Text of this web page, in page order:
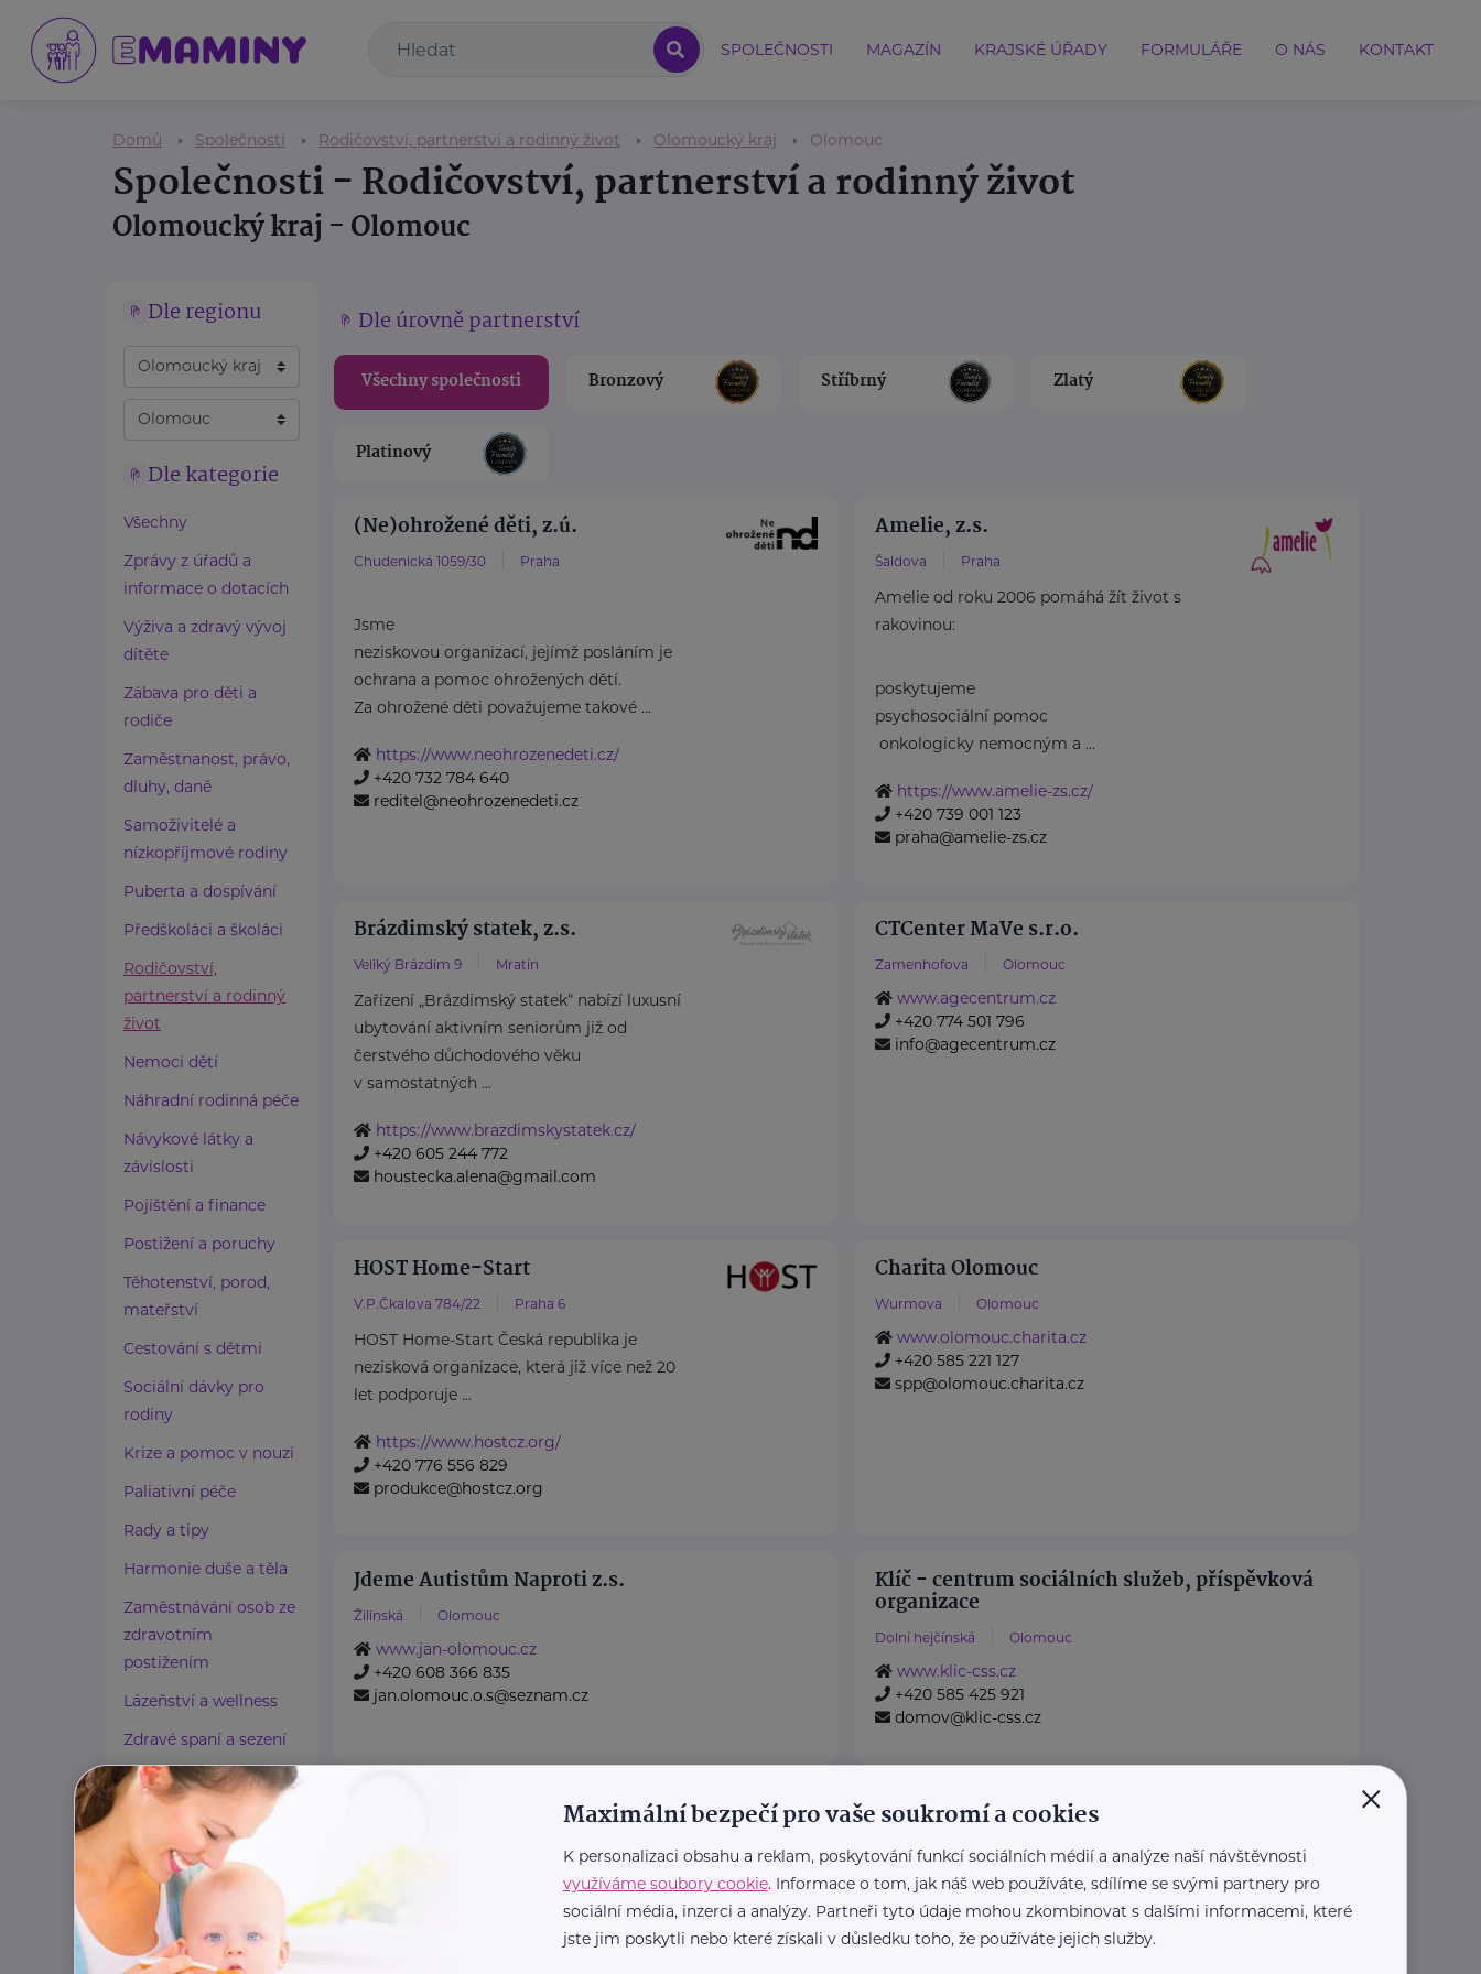
SPOLEČNOSTI MAGAZÍN KRAJSKÉ ÚŘADY FORMULÁŘE O NÁS KONTAKT
Domů Společnosti Rodičovství, partnerství a rodinný život Olomoucký kraj Olomouc
Společnosti - Rodičovství, partnerství a rodinný život
Olomoucký kraj - Olomouc
Dle regionu
Dle kategorie
Všechny
Zprávy z úřadů a
informace o dotacích
Výživa a zdravý vývoj
dítěte
Zábava pro děti a
rodiče
Zaměstnanost, právo,
dluhy, daně
Samoživitelé a
nízkopříjmové rodiny
Puberta a dospívání
Předškoláci a školáci
Rodičovství,
partnerství a rodinný
život
Nemoci dětí
Náhradní rodinná péče
Návykové látky a
závislosti
Pojištění a finance
Postižení a poruchy
Těhotenství, porod,
mateřství
Cestování s dětmi
Sociální dávky pro
rodiny
Krize a pomoc v nouzi
Paliativní péče
Rady a tipy
Harmonie duše a těla
Zaměstnávání osob ze
zdravotním
postižením
Lázeňství a wellness
Zdravé spaní a sezení
Zdravé obutí
Zdravotnické potřeby
Cestování
Propojování generací
Dle úrovně partnerství
Všechny společnosti Bronzový Stříbrný Zlatý
Platinový
(Ne)ohrožené děti, z.ú.
Chudenická 1059/30 Praha
Jsme
neziskovou organizací, jejímž posláním je
ochrana a pomoc ohrožených dětí.
Za ohrožené děti považujeme takové ...
https://www.neohrozenedeti.cz/
+420 732 784 640
reditel@neohrozenedeti.cz
Amelie, z.s.
Šaldova Praha
Amelie od roku 2006 pomáhá žít život s
rakovinou:
poskytujeme
psychosociální pomoc
onkologicky nemocným a ...
https://www.amelie-zs.cz/
+420 739 001 123
praha@amelie-zs.cz
Brázdimský statek, z.s.
Veliký Brázdim 9 Mratín
Zařízení „Brázdimský statek“ nabízí luxusní
ubytování aktivním seniorům již od
čerstvého důchodového věku
v samostatných ...
https://www.brazdimskystatek.cz/
+420 605 244 772
houstecka.alena@gmail.com
CTCenter MaVe s.r.o.
Zamenhofova Olomouc
www.agecentrum.cz
+420 774 501 796
info@agecentrum.cz
HOST Home-Start
V.P.Čkalova 784/22 Praha 6
HOST Home-Start Česká republika je
nezisková organizace, která již více než 20
let podporuje ...
https://www.hostcz.org/
+420 776 556 829
produkce@hostcz.org
Charita Olomouc
Wurmova Olomouc
www.olomouc.charita.cz
+420 585 221 127
spp@olomouc.charita.cz
Jdeme Autistům Naproti z.s.
Žilinská Olomouc
www.jan-olomouc.cz
+420 608 366 835
jan.olomouc.o.s@seznam.cz
Klíč - centrum sociálních služeb, příspěvková
organizace
Dolní hejčínská Olomouc
www.klic-css.cz
+420 585 425 921
domov@klic-css.cz
Kolpingova rodina Smečno
U Zámku 5
Jsme nestátní nezisková organizace
, která se již více než 25 let zaměřuje na
Nadace Dobrý anděl
Nadace Dobrý anděl pomáhá rodinám
s dětmi, ve kterých se dítě, maminka nebo
tatínek potýkají ...
×
Maximální bezpečí pro vaše soukromí a cookies
K personalizaci obsahu a reklam, poskytování funkcí sociálních médií a analýze naší návštěvnosti
využíváme soubory cookie. Informace o tom, jak náš web používáte, sdílíme se svými partnery pro
sociální média, inzerci a analýzy. Partneři tyto údaje mohou zkombinovat s dalšími informacemi, které
jste jim poskytli nebo které získali v důsledku toho, že používáte jejich služby.